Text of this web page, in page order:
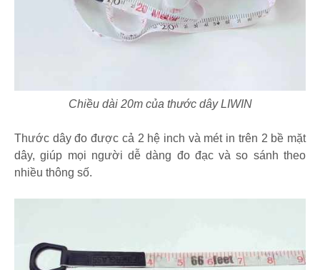
Chiều dài 20m của thước dây LIWIN
Thước dây đo được cả 2 hệ inch và mét in trên 2 bề mặt
dây, giúp mọi người dễ dàng đo đạc và so sánh theo
nhiều thông số.